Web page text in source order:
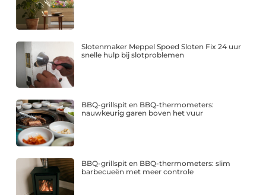
Slotenmaker Meppel Spoed Sloten Fix 24 uur
snelle hulp bij slotproblemen
BBQ-grillspit en BBQ-thermometers:
nauwkeurig garen boven het vuur
BBQ-grillspit en BBQ-thermometers: slim
barbecueën met meer controle